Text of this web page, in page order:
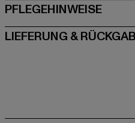
PFLEGEHINWEISE
LIEFERUNG &